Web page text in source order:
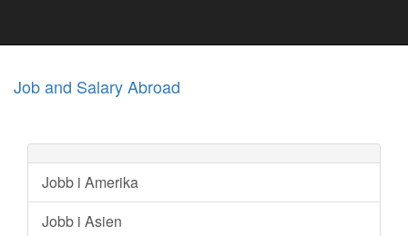
Job and Salary Abroad
Jobb i Amerika
Jobb i Asien